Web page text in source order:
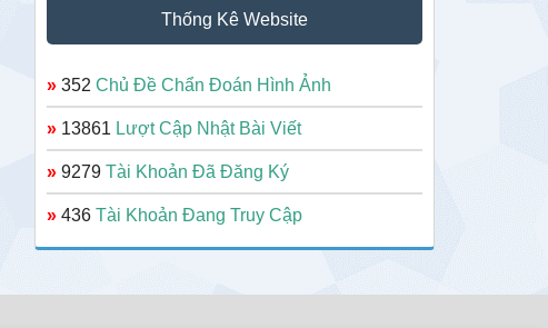
Thống Kê Website
» 352 Chủ Đề Chẩn Đoán Hình Ảnh
» 13861 Lượt Cập Nhật Bài Viết
» 9279 Tài Khoản Đã Đăng Ký
» 436 Tài Khoản Đang Truy Cập